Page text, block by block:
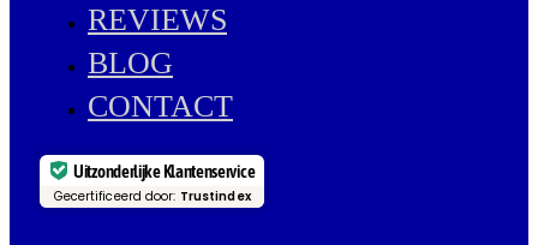
REVIEWS
BLOG
CONTACT
Uitzonderlijke Klantenservice
Gecertificeerd door: Trustindex